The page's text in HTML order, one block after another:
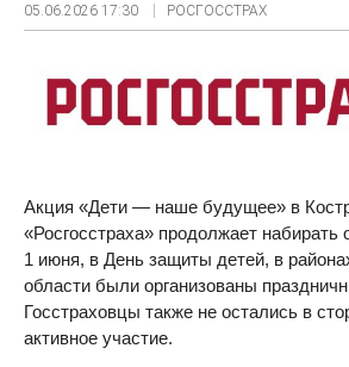
05.06.2026 17:30 РОСГОССТРАХ
Акция «Дети — наше будущее» в
«Росгосстраха» продолжает
1 июня, в День защиты детей, в
области были организованы
Госстраховцы также не остались в
активное участие.